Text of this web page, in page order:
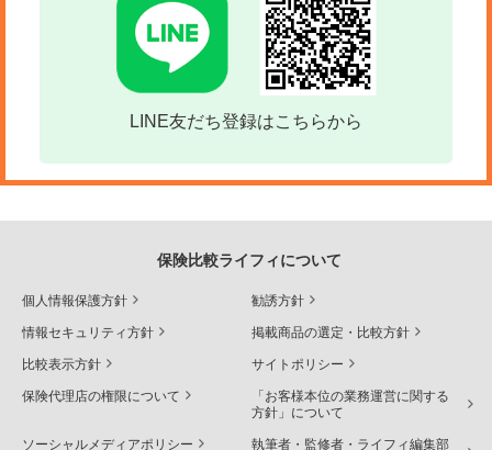
LINE友だち登録はこちらから
保険比較ライフィについて
個人情報保護方針 勧誘方針
情報セキュリティ方針 掲載商品の選定・比較方針
比較表示方針 サイトポリシー
保険代理店の権限について
「お客様本位の業務運営に関する
方針」について
ソーシャルメディアポリシー 執筆者・監修者・ライフィ編集部